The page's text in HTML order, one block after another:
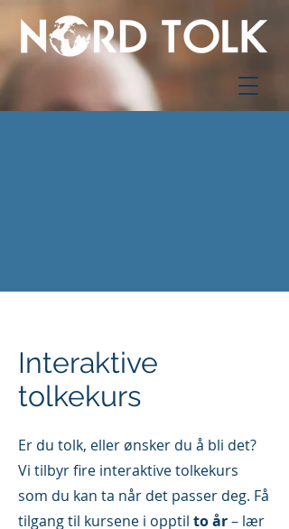
Interaktive
tolkekurs
Er du tolk, eller ønsker du å bli det?
Vi tilbyr fire interaktive tolkekurs
som du kan ta når det passer deg. Få
tilgang til kursene i opptil to år– lær